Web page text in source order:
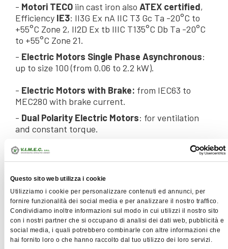
Questo sito web utilizza i cookie
Utilizziamo i cookie per personalizzare contenuti ed annunci, per
fornire funzionalità dei social media e per analizzare il nostro traffico.
Condividiamo inoltre informazioni sul modo in cui utilizzi il nostro sito
con i nostri partner che si occupano di analisi dei dati web, pubblicità e
social media, i quali potrebbero combinarle con altre informazioni che
hai fornito loro o che hanno raccolto dal tuo utilizzo dei loro servizi.
- Motori TECO iin cast iron also ATEX certified,
Efficiency IE3: II3G Ex nA IIC T3 Gc Ta -20°C to
+55°C Zone 2, II2D Ex tb IIIC T135°C Db Ta -20°C
to +55°C Zone 21.
- Electric Motors Single Phase Asynchronous:
up to size 100 (from 0.06 to 2.2 kW).
- Electric Motors with Brake: from IEC63 to
MEC280 with brake current.
- Dual Polarity Electric Motors: forventilation
and constant torque.
For technicalspecifications,pleasecontact us!
ELECTRIC MOTORS
TECO motors in alluminum and cast iron -
IE2, IE3